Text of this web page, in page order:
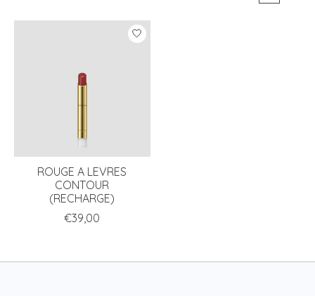
ROUGE A LEVRES
CONTOUR
(RECHARGE)
€39,00